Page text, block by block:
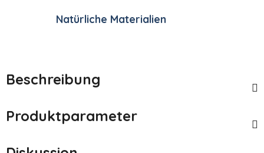
Natürliche Materialien
Beschreibung
Produktparameter